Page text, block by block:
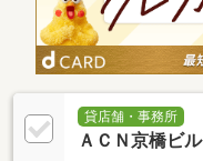
貸店舗・事務所
ＡＣＮ京橋ビル